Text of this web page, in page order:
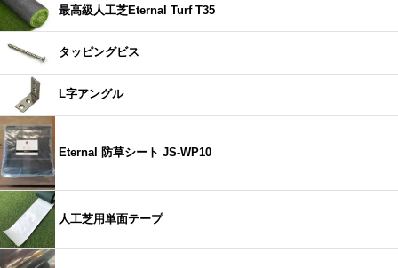
最高級人工芝Eternal Turf T35
タッピングビス
L字アングル
Eternal 防草シート JS-WP10
人工芝用単面テープ